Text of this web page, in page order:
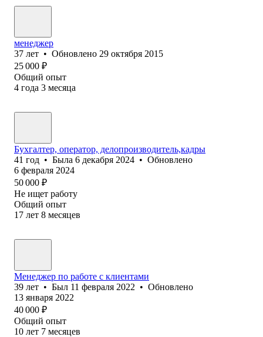
менеджер
37 лет • Обновлено 29 октября 2015
25 000 ₽
Общий опыт
4 года 3 месяца
Бухгалтер, оператор, делопроизводитель,кадры
41 год • Была 6 декабря 2024 • Обновлено
6 февраля 2024
50 000 ₽
Не ищет работу
Общий опыт
17 лет 8 месяцев
Менеджер по работе с клиентами
39 лет • Был 11 февраля 2022 • Обновлено
13 января 2022
40 000 ₽
Общий опыт
10 лет 7 месяцев